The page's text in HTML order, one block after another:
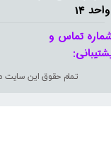
14
تمام حقوق این سایت
تماس و